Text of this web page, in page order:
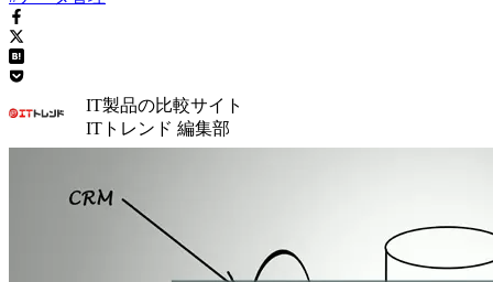
IT製品の比較サイト
ITトレンド 編集部